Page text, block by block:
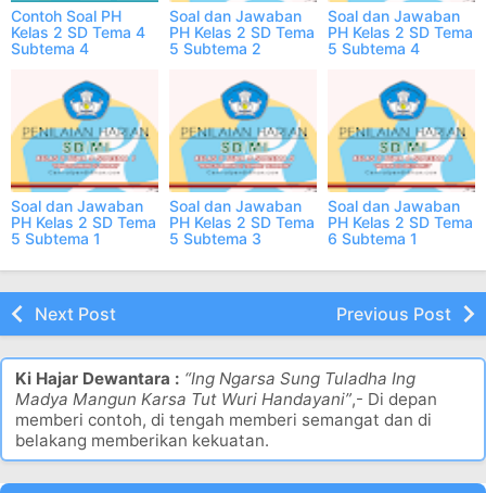
Contoh Soal PH
Kelas 2 SD Tema 4
Subtema 4
Soal dan Jawaban
PH Kelas 2 SD Tema
5 Subtema 2
Soal dan Jawaban
PH Kelas 2 SD Tema
5 Subtema 4
Soal dan Jawaban
PH Kelas 2 SD Tema
5 Subtema 1
Soal dan Jawaban
PH Kelas 2 SD Tema
5 Subtema 3
Soal dan Jawaban
PH Kelas 2 SD Tema
6 Subtema 1
Next Post Previous Post
Ki Hajar Dewantara : “Ing Ngarsa Sung Tuladha Ing
Madya Mangun Karsa Tut Wuri Handayani”,- Di depan
memberi contoh, di tengah memberi semangat dan di
belakang memberikan kekuatan.